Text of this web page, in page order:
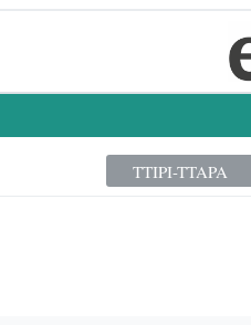
TTIPI-TTAPA